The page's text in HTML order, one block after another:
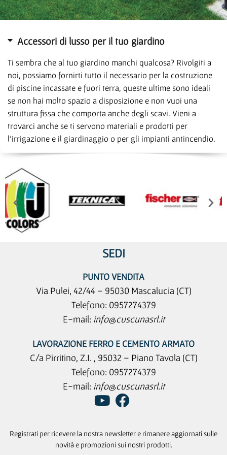
Accessori di lusso per il tuo giardino
Ti sembra che al tuo giardino manchi qualcosa? Rivolgiti a
noi, possiamo fornirti tutto il necessario per la costruzione
di piscine incassate e fuori terra, queste ultime sono ideali
se non hai molto spazio a disposizione e non vuoi una
struttura fissa che comporta anche degli scavi. Vieni a
trovarci anche se ti servono materiali e prodotti per
l’irrigazione e il giardinaggio o per gli impianti antincendio.
SEDI
PUNTO VENDITA
Via Pulei, 42/44 – 95030 Mascalucia (CT)
Telefono: 0957274379
E-mail: info@cuscunasrl.it
LAVORAZIONE FERRO E CEMENTO ARMATO
C/a Pirritino, Z.I. , 95032 – Piano Tavola (CT)
Telefono: 0957274379
E-mail: info@cuscunasrl.it
Registrati per ricevere la nostra newsletter e rimanere aggiornati sulle
novità e promozioni sui nostri prodotti.